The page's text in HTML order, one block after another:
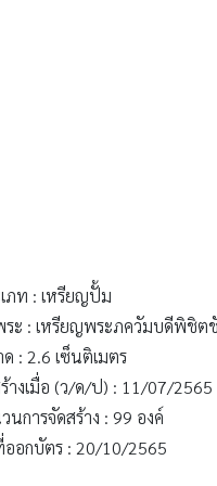
ภท : เหรียญปั้ม
ะ : เหรียญพระภควัมบดีพิชิต
: 2.6 เซ็นติเมตร
างเมื่อ (ว/ด/ป) : 11/07/2565
นการจัดสร้าง : 99 องค์
อกบัตร : 20/10/2565